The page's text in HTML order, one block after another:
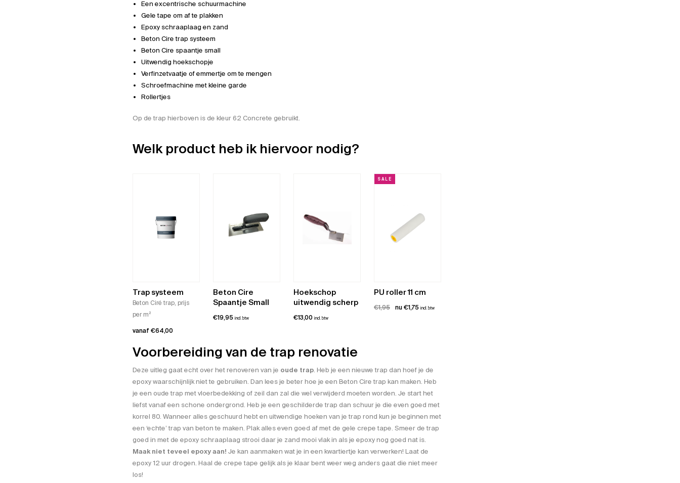
Een excentrische schuurmachine
Gele tape om af te plakken
Epoxy schraaplaag en zand
Beton Cire trap systeem
Beton Cire spaantje small
Uitwendig hoekschopje
Verfinzetvaatje of emmertje om te mengen
Schroefmachine met kleine garde
Rollertjes
Op de trap hierboven is de kleur 62 Concrete gebruikt.
Welk product heb ik hiervoor nodig?
Trap systeem
Beton Ciré trap, prijs
per m²
vanaf €64,00
Dit
heeft
meerdere
variaties.
Deze
optie
kan
gekozen
worden
op
de
Beton Cire
Spaantje Small
€19,95 incl. btw
Hoekschop
uitwendig scherp
€13,00 incl. btw
SALE
PU roller 11 cm
€1,95
Oorspronkelijke
€1,75 Huidige
incl. btw
Voorbereiding van de trap renovatie
Deze uitleg gaat echt over het renoveren van je oude trap. Heb je een nieuwe trap dan hoef je de
epoxy waarschijnlijk niet te gebruiken. Dan lees je beter hoe je een Beton Cire trap kan maken. Heb
je een oude trap met vloerbedekking of zeil dan zal die wel verwijderd moeten worden. Je start het
liefst vanaf een schone ondergrond. Heb je een geschilderde trap dan schuur je die even goed met
korrel 80. Wanneer alles geschuurd hebt en uitwendige hoeken van je trap rond kun je beginnen met
een ‘echte’ trap van beton te maken. Plak alles even goed af met de gele crepe tape. Smeer de trap
goed in met de epoxy schraaplaag strooi daar je zand mooi vlak in als je epoxy nog goed nat is.
Maak niet teveel epoxy aan! Je kan aanmaken wat je in een kwartiertje kan verwerken! Laat de
epoxy 12 uur drogen. Haal de crepe tape gelijk als je klaar bent weer weg anders gaat die niet meer
los!